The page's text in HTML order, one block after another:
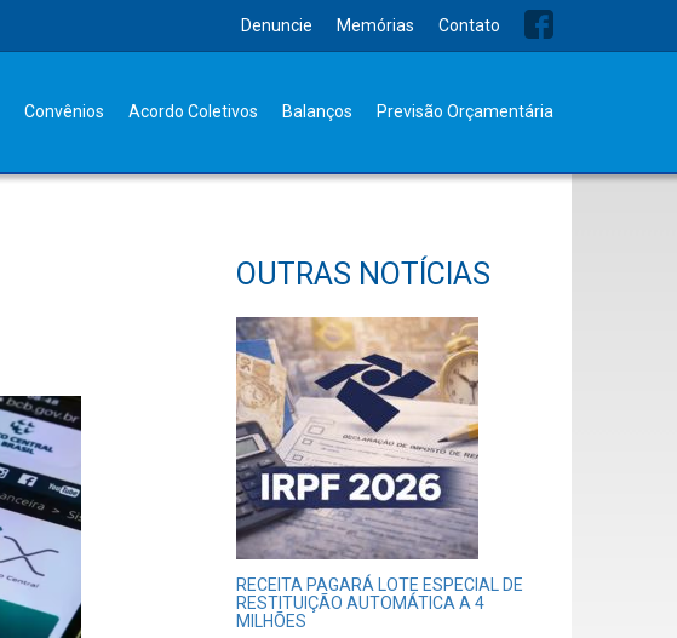
Denuncie Memórias Contato
Convênios Acordo Coletivos Balanços Previsão Orçamentária
OUTRAS NOTÍCIAS
RECEITA PAGARÁ LOTE ESPECIAL DE
RESTITUIÇÃO AUTOMÁTICA A 4
MILHÕES